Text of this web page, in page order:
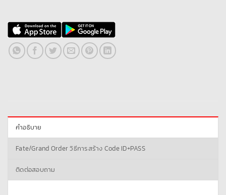
คำอธิบาย
Fate/Grand Order วิธีการสร้าง Code ID+PASS
ติดต่อสอบถาม